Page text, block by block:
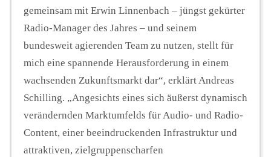
gemeinsam mit Erwin Linnenbach – jüngst gekürter
Radio-Manager des Jahres – und seinem
bundesweit agierenden Team zu nutzen, stellt für
mich eine spannende Herausforderung in einem
wachsenden Zukunftsmarkt dar“, erklärt Andreas
Schilling. „Angesichts eines sich äußerst dynamisch
verändernden Marktumfelds für Audio- und Radio-
Content, einer beeindruckenden Infrastruktur und
attraktiven, zielgruppenscharfen